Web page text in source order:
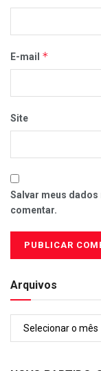
E-mail *
Site
Salvar meus dados
comentar.
Arquivos